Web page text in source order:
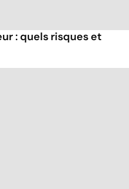
: quels risques et